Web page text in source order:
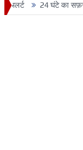
24 घंटे का सफ़र: आखिर